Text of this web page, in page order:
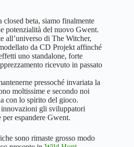
beta, siamo finalmente
potenzialità del nuovo Gwent.
all’universo di The Witcher,
da CD Projekt affinché
uno standalone, forte
ricevuto in passato
pressoché invariata la
moltissime e secondo noi
con lo spirito del gioco.
gli sviluppatori
espandere Gwent.
sono rimaste grosso modo